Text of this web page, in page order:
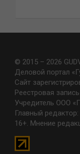
© 2015 – 2026
Деловой портал
Сайт
Реестровая
Учредитель ООО
Главный
16+. Мнение